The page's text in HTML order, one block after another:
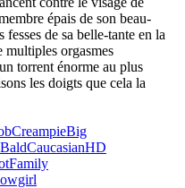
épais de son beau-
de sa belle-tante en la
multiples orgasmes
torrent énorme au plus
les doigts que cela la
CreampieBig
BaldCaucasianHD
Family